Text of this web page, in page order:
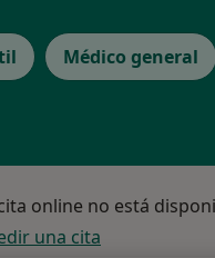
Médico general
online no está
una cita